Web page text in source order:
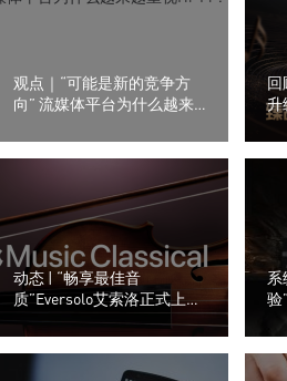
观点｜“可能是新的竞争方
向” 流媒体平台为什么越来
回
升
室
动态 | “畅享最佳音
质”Eversolo艾索洛正式上线
Apple Music古典乐！
系
验